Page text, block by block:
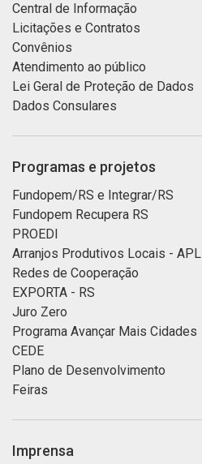
Central de Informação
Licitações e Contratos
Convênios
Atendimento ao público
Lei Geral de Proteção de Dados
Dados Consulares
Programas e projetos
Fundopem/RS e Integrar/RS
Fundopem Recupera RS
PROEDI
Arranjos Produtivos Locais - APL
Redes de Cooperação
EXPORTA - RS
Juro Zero
Programa Avançar Mais Cidades
CEDE
Plano de Desenvolvimento
Feiras
Imprensa